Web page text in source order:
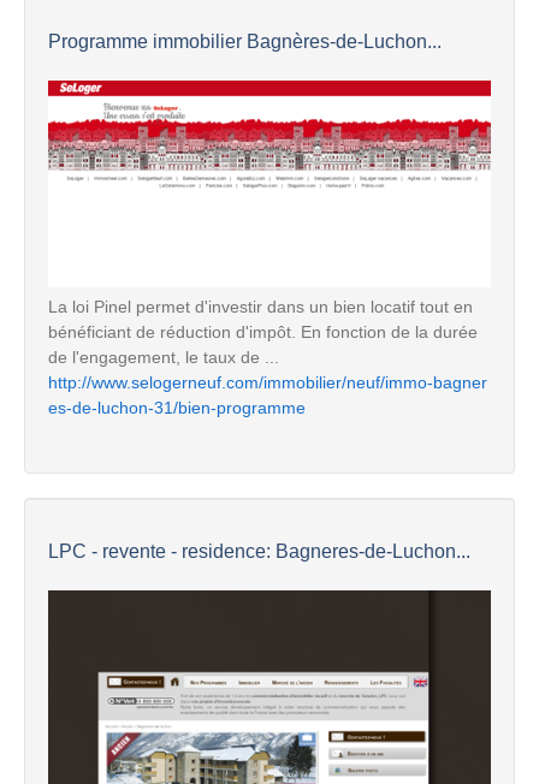
Programme immobilier Bagnères-de-Luchon...
La loi Pinel permet d'investir dans un bien locatif tout en
bénéficiant de réduction d'impôt. En fonction de la durée
de l'engagement, le taux de ...
http://www.selogerneuf.com/immobilier/neuf/immo-bagner
es-de-luchon-31/bien-programme
LPC - revente - residence: Bagneres-de-Luchon...